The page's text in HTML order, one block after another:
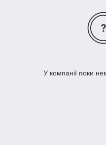
У компанії поки